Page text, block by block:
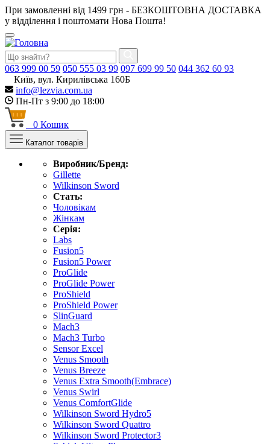
При замовленні від 1499 грн - БЕЗКОШТОВНА ДОСТАВКА
у відділення і поштомати Нова Пошта!
063 999 00 59 050 555 03 99 097 699 99 50 044 362 60 93
Київ, вул. Кирилівська 160Б
info@lezvia.com.ua
Пн-Пт з 9:00 до 18:00
0 Кошик
Каталог товарів
Виробник/Бренд:
Gillette
Wilkinson Sword
Стать:
Чоловікам
Жінкам
Серія:
Labs
Fusion5
Fusion5 Power
ProGlide
ProGlide Power
ProShield
ProShield Power
SlinGuard
Mach3
Mach3 Turbo
Sensor Excel
Venus Smooth
Venus Breeze
Venus Extra Smooth(Embrace)
Venus Swirl
Venus ComfortGlide
Wilkinson Sword Hydro5
Wilkinson Sword Quattro
Wilkinson Sword Protector3